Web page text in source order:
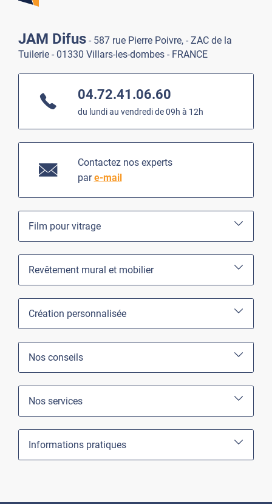
JAM Difus - 587 rue Pierre Poivre, - ZAC de la
Tuilerie - 01330 Villars-les-dombes - FRANCE
04.72.41.06.60
du lundi au vendredi de 09h à 12h
Contactez nos experts
pare-mail
Film pour vitrage
Revêtement mural et mobilier
Création personnalisée
Nos conseils
Nos services
Informations pratiques